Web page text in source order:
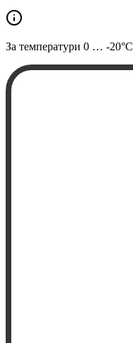
За температури 0 … -20°C